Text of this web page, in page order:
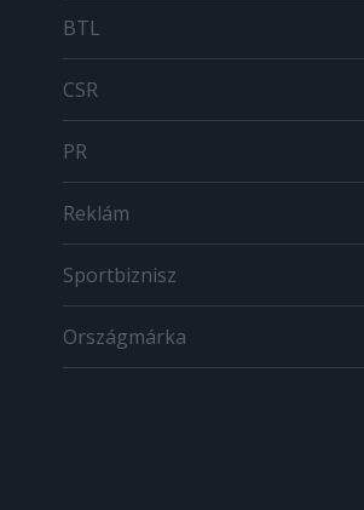
BTL
CSR
PR
Reklám
Sportbiznisz
Országmárka